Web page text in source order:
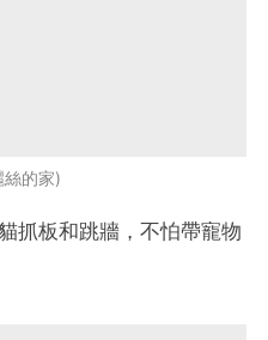
的家
抓板和跳牆，不怕帶寵物